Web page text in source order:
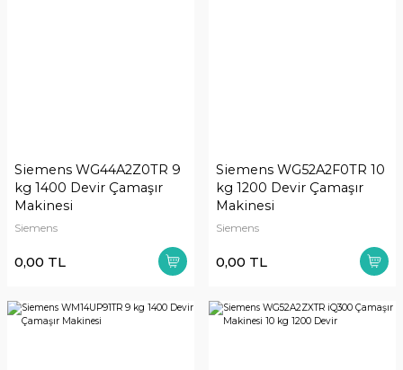
Siemens WG44A2Z0TR 9
kg 1400 Devir Çamaşır
Makinesi
Siemens
0,00 TL
Siemens WG52A2F0TR 10
kg 1200 Devir Çamaşır
Makinesi
Siemens
0,00 TL